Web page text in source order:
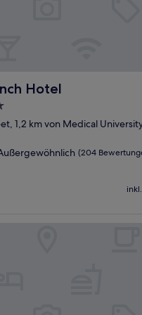
Hotel
Hotel
1,2 km von Medical
(204